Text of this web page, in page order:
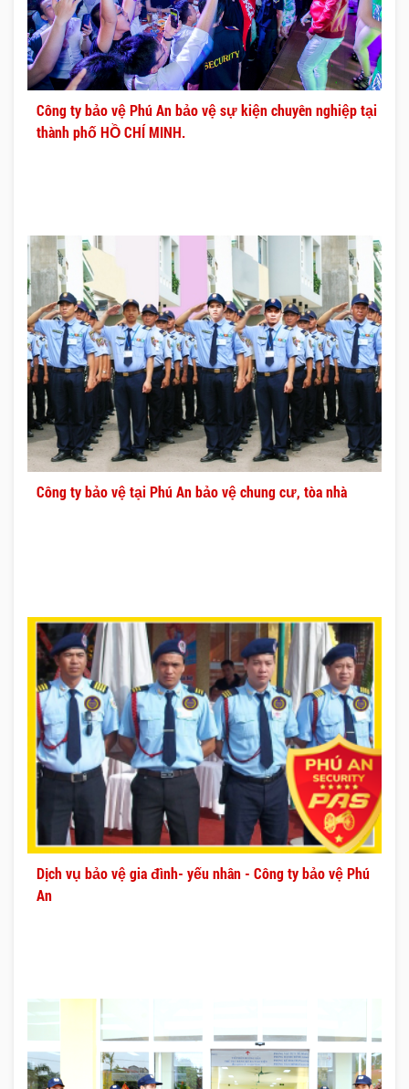
Công ty bảo vệ Phú An bảo vệ sự kiện chuyên nghiệp tại
thành phố HỒ CHÍ MINH.
Công ty bảo vệ tại Phú An bảo vệ chung cư, tòa nhà
Dịch vụ bảo vệ gia đình- yếu nhân - Công ty bảo vệ Phú
An